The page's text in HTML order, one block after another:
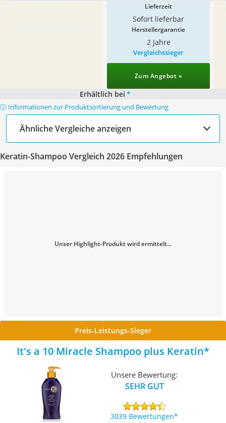
Lieferzeit
Sofort lieferbar
Herstellergarantie
2 Jahre
Vergleichssieger
Zum Angebot »
Erhältlich bei *
ⓘ Informationen zur Produktsortierung und Bewertung
Ähnliche Vergleiche anzeigen
Keratin-Shampoo Vergleich 2026 Empfehlungen
Unser Highlight-Produkt wird ermittelt...
Preis-Leistungs-Sieger
It's a 10 Miracle Shampoo plus Keratin
Unsere Bewertung:
SEHR GUT
3039 Bewertungen